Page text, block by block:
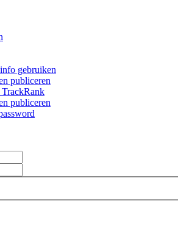
gebruiken
publiceren
publiceren